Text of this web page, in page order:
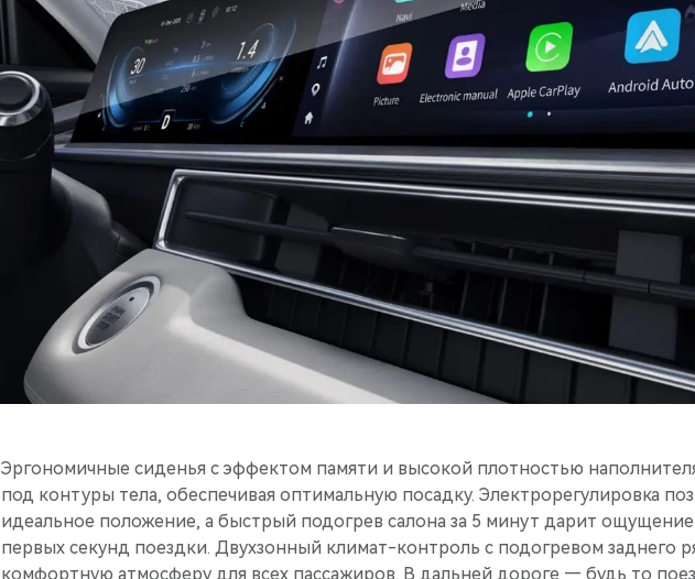
Эргономичные сиденья с эффектом памяти и высокой плотностью
под контуры тела, обеспечивая оптимальную посадку. Электрорегулировка
идеальное положение, а быстрый подогрев салона за 5 минут дарит
первых секунд поездки. Двухзонный климат-контроль с подогревом заднего
комфортную атмосферу для всех пассажиров. В дальней дороге — будь то